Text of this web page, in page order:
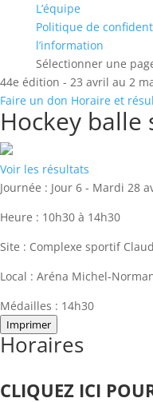
L’équipe
Politique de
l’information
Sélectionner une
44e édition - 23 avril au 2
Faire un don Horaire et
Hockey balle
Voir les résultats
Journée : Jour 6 - Mardi 28
Heure : 10h30 à 14h30
Site : Complexe sportif
Local : Aréna Michel-
Médailles : 14h30
Imprimer
Horaires
CLIQUEZ ICI